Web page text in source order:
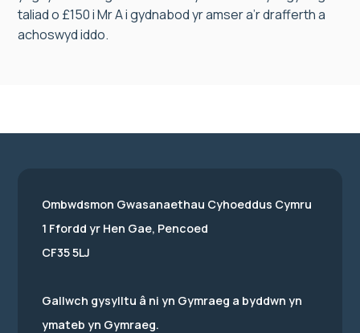
taliad o £150 i Mr A i gydnabod yr amser a’r drafferth a
achoswyd iddo.
Ombwdsmon Gwasanaethau Cyhoeddus Cymru
1 Ffordd yr Hen Gae, Pencoed
CF35 5LJ
Gallwch gysylltu â ni yn Gymraeg a byddwn yn
ymateb yn Gymraeg.